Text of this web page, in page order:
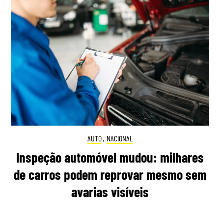
AUTO, NACIONAL
Inspeção automóvel mudou: milhares
de carros podem reprovar mesmo sem
avarias visíveis